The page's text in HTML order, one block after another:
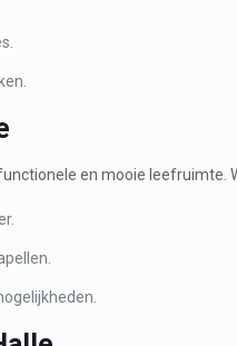
en mooie leefruimte.